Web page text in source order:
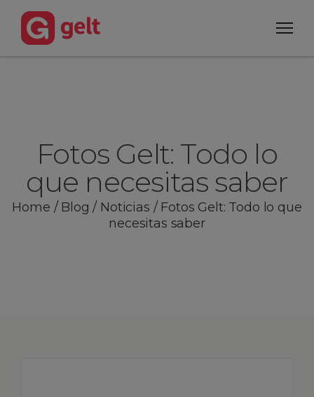
Fotos Gelt: Todo lo
que necesitas saber
Home / Blog / Noticias /Fotos Gelt: Todo lo que
necesitas saber